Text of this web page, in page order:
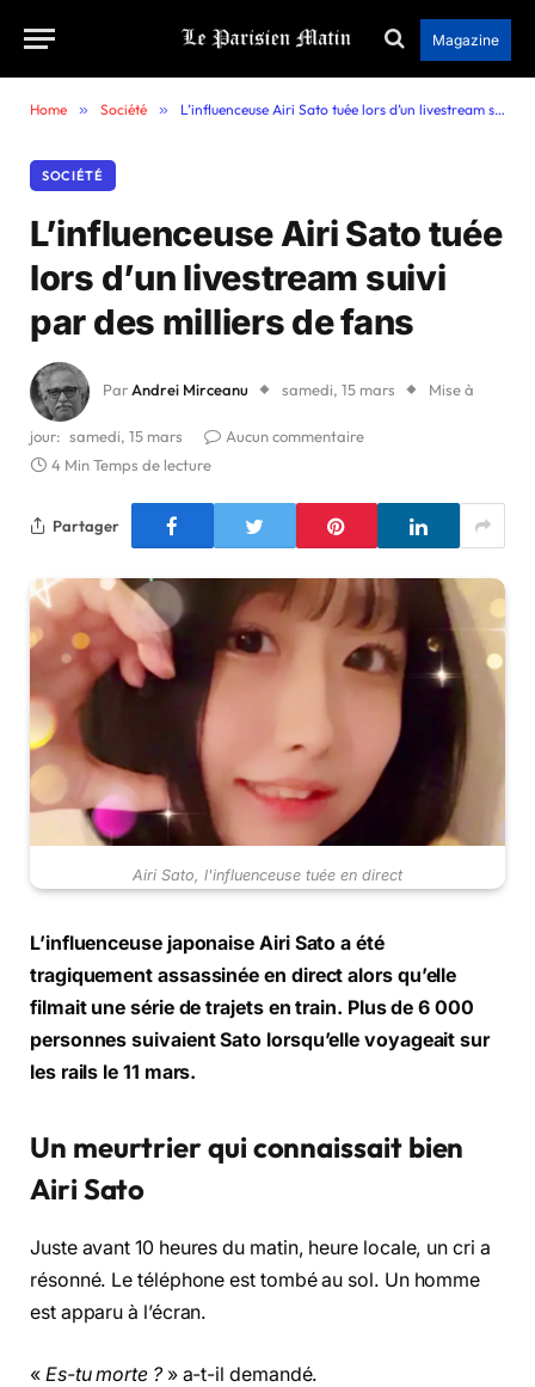
Magazine
Home » Société » L’influenceuse Airi Sato tuée lors d’un livestream suivi par des milliers de fans
SOCIÉTÉ
L’influenceuse Airi Sato tuée
lors d’un livestream suivi
par des milliers de fans
Par Andrei Mirceanu samedi, 15 mars Mise à
jour: samedi, 15 mars
Aucun commentaire
4 Min Temps de lecture
Partager
Airi Sato, l'influenceuse tuée en direct
L’influenceuse japonaise Airi Sato a été
tragiquement assassinée en direct alors qu’elle
filmait une série de trajets en train. Plus de 6 000
personnes suivaient Sato lorsqu’elle voyageait sur
les rails le 11 mars.
Un meurtrier qui connaissait bien
Airi Sato
Juste avant 10 heures du matin, heure locale, un cri a
résonné. Le téléphone est tombé au sol. Un homme
est apparu à l’écran.
« Es-tu morte ?» a-t-il demandé.